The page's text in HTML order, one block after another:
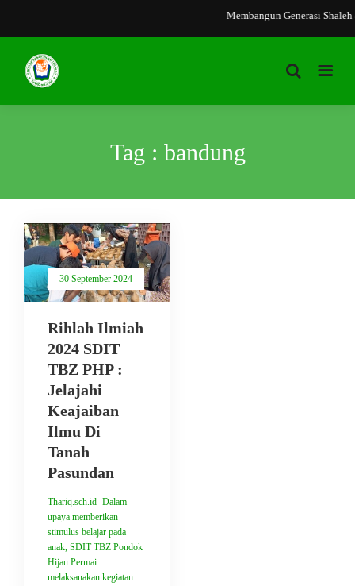
Membangun Generasi Shaleh
Tag : bandung
30 September 2024
Rihlah Ilmiah
2024 SDIT
TBZ PHP :
Jelajahi
Keajaiban
Ilmu Di
Tanah
Pasundan
Thariq.sch.id- Dalam
upaya memberikan
stimulus belajar pada
anak, SDIT TBZ Pondok
Hijau Permai
melaksanakan kegiatan